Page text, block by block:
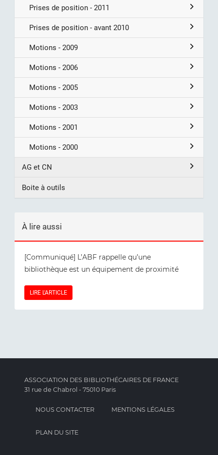
Prises de position - 2011
Prises de position - avant 2010
Motions - 2009
Motions - 2006
Motions - 2005
Motions - 2003
Motions - 2001
Motions - 2000
AG et CN
Boite à outils
À lire aussi
[Communiqué] L’ABF rappelle qu’une
bibliothèque est un équipement de proximité
LIRE L'ARTICLE
ASSOCIATION DES BIBLIOTHÉCAIRES DE FRANCE
31 rue de Chabrol - 75010 Paris
NOUS CONTACTER MENTIONS LÉGALES
PLAN DU SITE